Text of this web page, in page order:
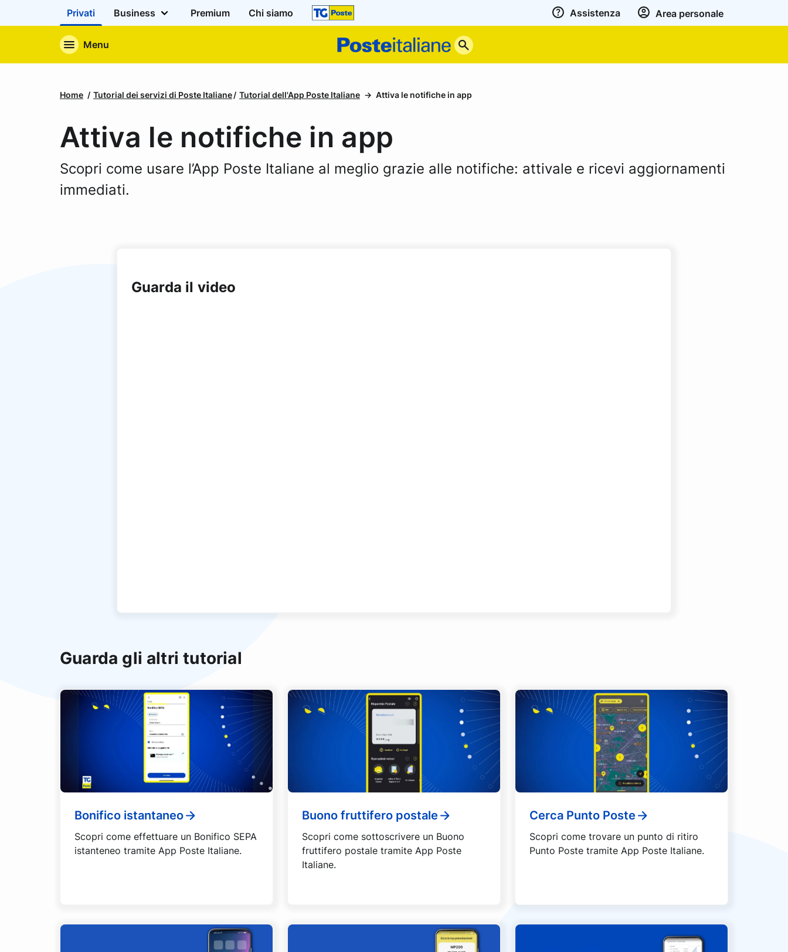
Privati Business Premium Chi siamo Assistenza Area personale
Menu
Poste
Italiane
Home Tutorial dei servizi di Poste Italiane Tutorial dell'App Poste Italiane Attiva le notifiche in app
Attiva le notifiche in app
Scopri come usare l’App Poste Italiane al meglio grazie alle notifiche: attivale e ricevi aggiornamenti
immediati.
Guarda il video
Guarda gli altri tutorial
Bonifico istantaneo
Scopri come effettuare un Bonifico SEPA
istanteneo tramite App Poste Italiane.
Buono fruttifero postale
Scopri come sottoscrivere un Buono
fruttifero postale tramite App Poste
Italiane.
Cerca Punto Poste
Scopri come trovare un punto di ritiro
Punto Poste tramite App Poste Italiane.